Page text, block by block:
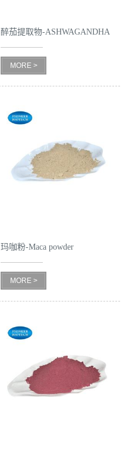
醉茄提取物-ASHWAGANDHA
EXTRACT
MORE >
玛咖粉-Maca powder
MORE >